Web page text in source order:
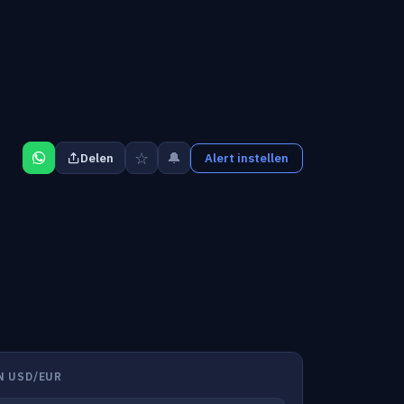
Delen ☆ 🔔 Alert instellen
USD/EUR